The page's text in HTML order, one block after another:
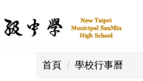
首頁 學校行事曆